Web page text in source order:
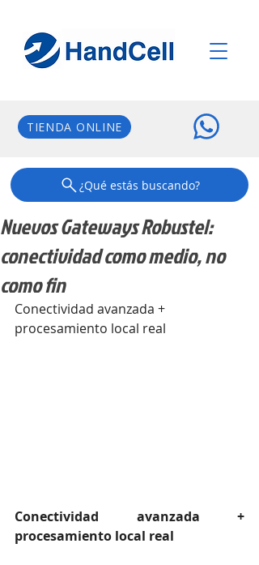
TIENDA ONLINE
¿Qué estás buscando?
Nuevos Gateways Robustel:
conectividad como medio, no
como fin
Conectividad avanzada +
procesamiento local real
Conectividad avanzada +
procesamiento local real